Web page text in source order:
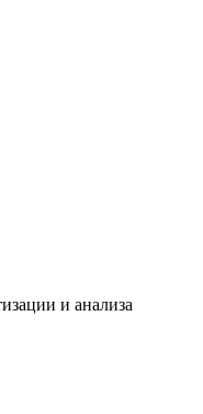
и анализа